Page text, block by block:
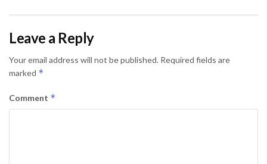
Leave a Reply
Your email address will not be published. Required fields are
marked *
Comment *